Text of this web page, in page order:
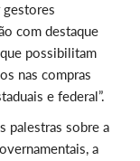
com destaque
possibilitam
nas compras
e federal”.
palestras sobre a
a